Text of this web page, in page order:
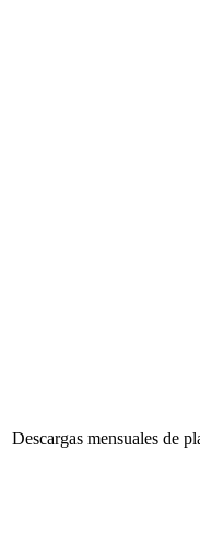
Descargas mensuales de